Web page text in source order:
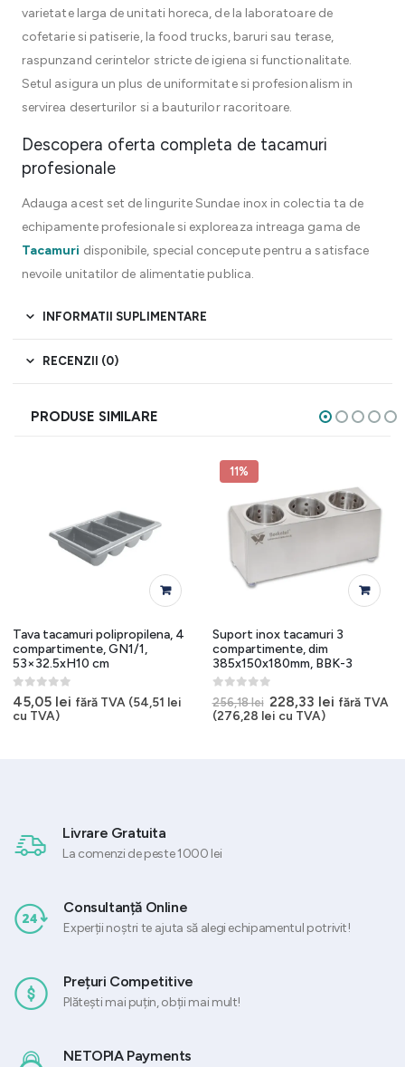
varietate larga de unitati horeca, de la laboratoare de
cofetarie si patiserie, la food trucks, baruri sau terase,
raspunzand cerintelor stricte de igiena si functionalitate.
Setul asigura un plus de uniformitate si profesionalism in
servirea deserturilor si a bauturilor racoritoare.
Descopera oferta completa de tacamuri
profesionale
Adauga acest set de lingurite Sundae inox in colectia ta de
echipamente profesionale si exploreaza intreaga gama de
Tacamuri disponibile, special concepute pentru a satisface
nevoile unitatilor de alimentatie publica.
INFORMATII SUPLIMENTARE
RECENZII (0)
PRODUSE SIMILARE
Tava tacamuri polipropilena, 4
compartimente, GN1/1,
53×32.5xH10 cm
0out of 5
45,05 lei fără TVA (54,51 lei
cu TVA)
11%
Suport inox tacamuri 3
compartimente, dim
385x150x180mm, BBK-3
0out of 5
256,18lei Prețul
inițial
228,33 lei Prețul
fără TVA
(276,28 lei cu TVA)
Livrare Gratuita
La comenzi de peste 1000 lei
Consultanță Online
Experții noștri te ajuta să alegi echipamentul potrivit!
Prețuri Competitive
Plătești mai puțin, obții mai mult!
NETOPIA Payments